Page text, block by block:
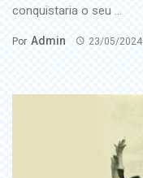
conquistaria o seu ...
Por Admin 23/05/2024